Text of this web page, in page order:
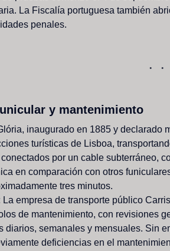
La Fiscalía portuguesa también
penales.
y mantenimiento
inaugurado en 1885 y declarado
turísticas de Lisboa,
conectados por un cable subterráneo,
en comparación con otros
tres minutos.
La empresa de transporte público
de mantenimiento, con revisiones
diarios, semanales y mensuales. Sin
deficiencias en el